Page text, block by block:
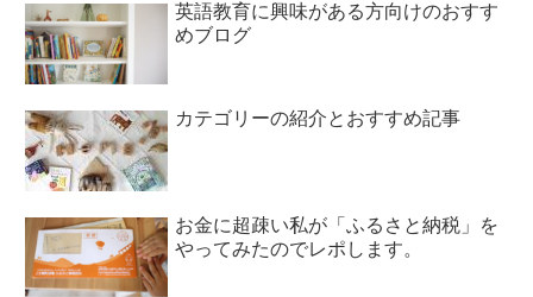
英語教育に興味がある方向けのおすす
めブログ
カテゴリーの紹介とおすすめ記事
お金に超疎い私が「ふるさと納税」を
やってみたのでレポします。